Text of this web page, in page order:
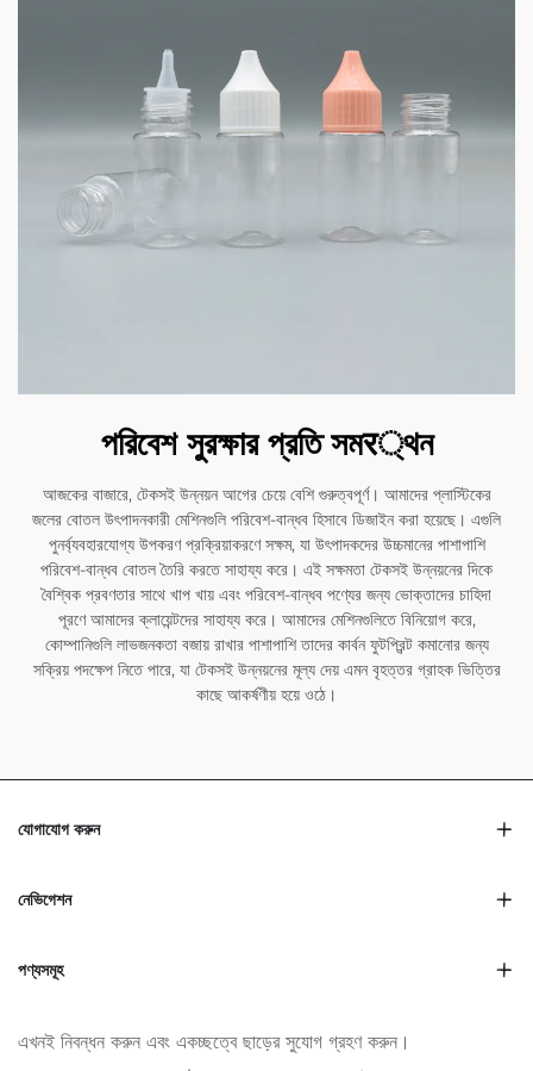
পরিবেশ সুরক্ষার প্রতি সমर্থন
আজকের বাজারে, টেকসই উন্নয়ন আগের চেয়ে বেশি গুরুত্বপূর্ণ। আমাদের প্লাস্টিকের
জলের বোতল উৎপাদনকারী মেশিনগুলি পরিবেশ-বান্ধব হিসাবে ডিজাইন করা হয়েছে। এগুলি
পুনর্ব্যবহারযোগ্য উপকরণ প্রক্রিয়াকরণে সক্ষম, যা উৎপাদকদের উচ্চমানের পাশাপাশি
পরিবেশ-বান্ধব বোতল তৈরি করতে সাহায্য করে। এই সক্ষমতা টেকসই উন্নয়নের দিকে
বৈশ্বিক প্রবণতার সাথে খাপ খায় এবং পরিবেশ-বান্ধব পণ্যের জন্য ভোক্তাদের চাহিদা
পূরণে আমাদের ক্লায়েন্টদের সাহায্য করে। আমাদের মেশিনগুলিতে বিনিয়োগ করে,
কোম্পানিগুলি লাভজনকতা বজায় রাখার পাশাপাশি তাদের কার্বন ফুটপ্রিন্ট কমানোর জন্য
সক্রিয় পদক্ষেপ নিতে পারে, যা টেকসই উন্নয়নের মূল্য দেয় এমন বৃহত্তর গ্রাহক ভিত্তির
কাছে আকর্ষণীয় হয়ে ওঠে।
যোগাযোগ করুন
নেভিগেশন
পণ্যসমূহ
এখনই নিবন্ধন করুন এবং একচ্ছত্বে ছাড়ের সুযোগ গ্রহণ করুন।